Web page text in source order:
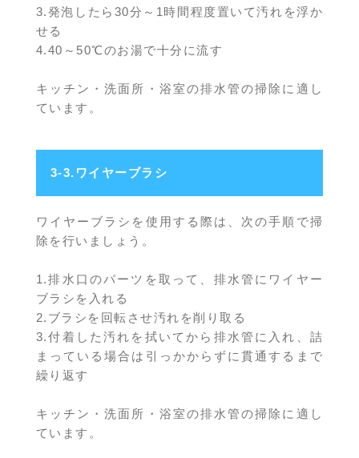
3.発泡したら30分～1時間程度置いて汚れを浮か
せる
4.40～50℃のお湯で十分に流す
キッチン・洗面所・浴室の排水管の掃除に適し
ています。
3-3.ワイヤーブラシ
ワイヤーブラシを使用する際は、次の手順で掃
除を行いましょう。
1.排水口のパーツを取って、排水管にワイヤー
ブラシを入れる
2.ブラシを回転させ汚れを削り取る
3.付着した汚れを拭いてから排水管に入れ、詰
まっている場合は引っかからずに貫通するまで
繰り返す
キッチン・洗面所・浴室の排水管の掃除に適し
ています。